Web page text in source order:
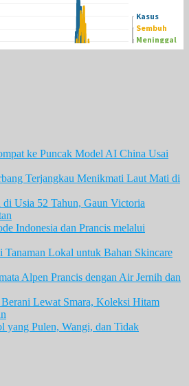
ke Puncak Model AI China Usai
Terjangkau Menikmati Laut Mati di
Usia 52 Tahun, Gaun Victoria
Indonesia dan Prancis melalui
Lokal untuk Bahan Skincare
Alpen Prancis dengan Air Jernih dan
Lewat Smara, Koleksi Hitam
yang Pulen, Wangi, dan Tidak